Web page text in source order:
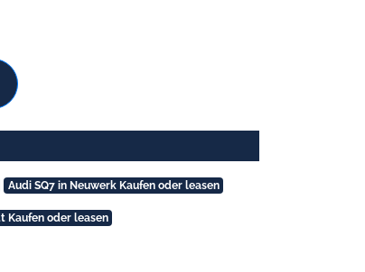
Audi SQ7 in Neuwerk Kaufen oder leasen
Kaufen oder leasen